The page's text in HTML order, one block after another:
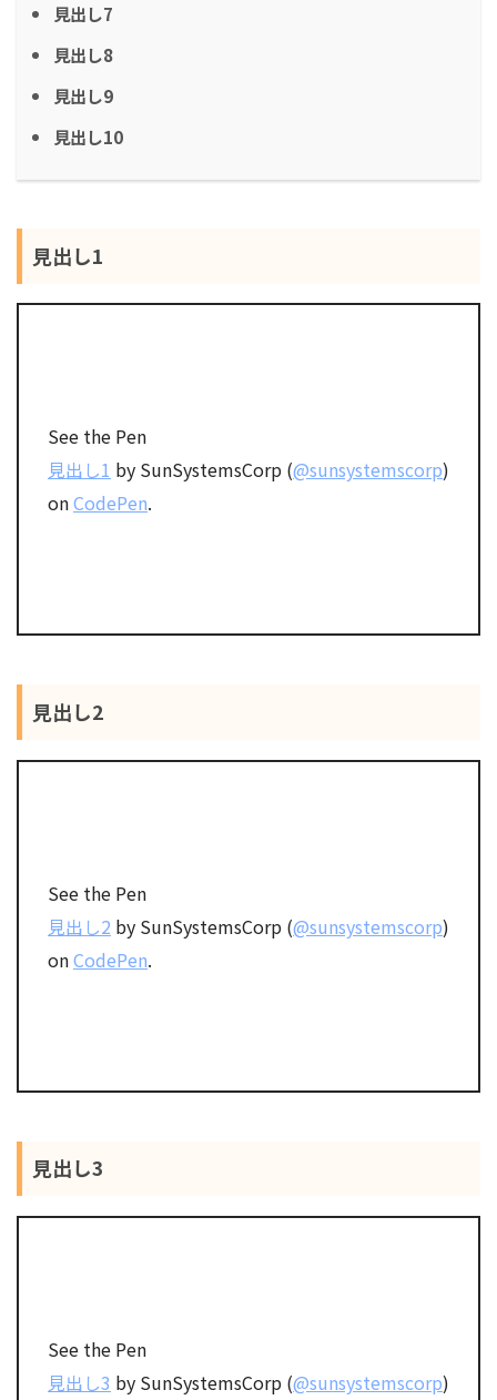
見出し7
見出し8
見出し9
見出し10
見出し1
See the Pen
見出し1 by SunSystemsCorp (@sunsystemscorp)
onCodePen.
見出し2
See the Pen
見出し2 by SunSystemsCorp (@sunsystemscorp)
onCodePen.
見出し3
See the Pen
見出し3 by SunSystemsCorp (@sunsystemscorp)